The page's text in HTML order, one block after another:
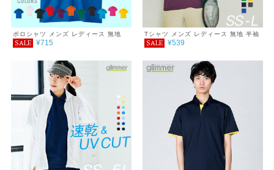
ポロシャツ メンズ レディース 無地
半袖 3.5oz インターロックドライポ
SALE ¥715
Tシャツ メンズ レディース 無地 半袖
3.5oz インターロックドライTシャツ
SALE ¥539